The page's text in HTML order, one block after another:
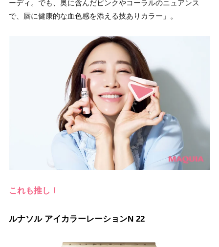
ーディ。でも、奥に含んだピンクやコーラルのニュアンス
で、唇に健康的な血色感を添える技ありカラー」。
これも推し！
ルナソル アイカラーレーションN 22